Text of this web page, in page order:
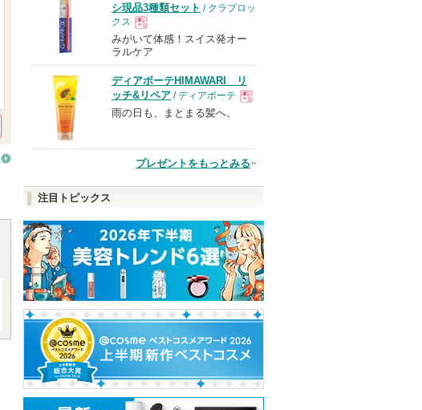
シ現品3種類セット / クラプロッ
クス
現
品
みがいて体感！スイス発オー
ラルケア
ディアボーテHIMAWARI リ
ッチ&リペア / ディアボーテ
品
雨の日も、まとまる髪へ。
プレゼントをもっとみる
注目トピックス